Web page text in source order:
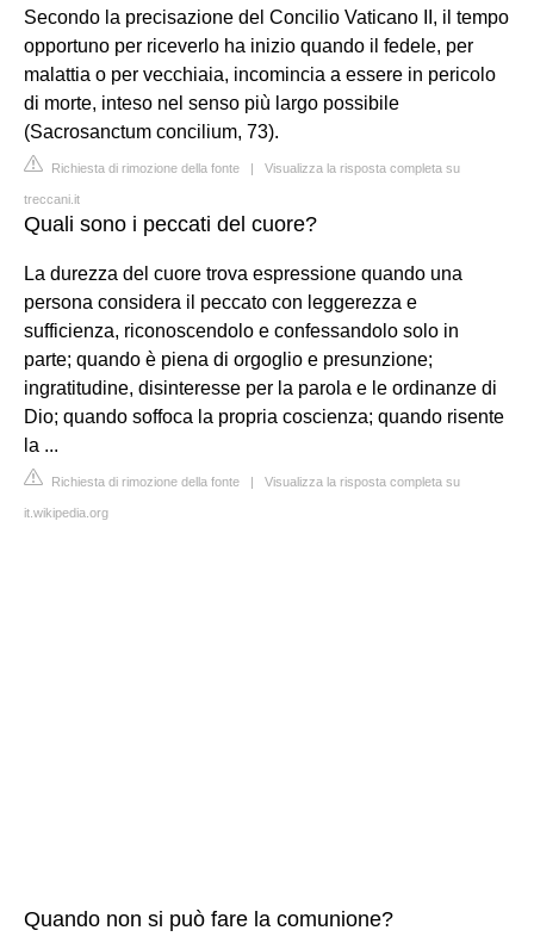
Secondo la precisazione del Concilio Vaticano II, il tempo
opportuno per riceverlo ha inizio quando il fedele, per
malattia o per vecchiaia, incomincia a essere in pericolo
di morte, inteso nel senso più largo possibile
(Sacrosanctum concilium, 73).
Richiesta di rimozione della fonte | Visualizza la risposta completa su
treccani.it
Quali sono i peccati del cuore?
La durezza del cuore trova espressione quando una
persona considera il peccato con leggerezza e
sufficienza, riconoscendolo e confessandolo solo in
parte; quando è piena di orgoglio e presunzione;
ingratitudine, disinteresse per la parola e le ordinanze di
Dio; quando soffoca la propria coscienza; quando risente
la ...
Richiesta di rimozione della fonte | Visualizza la risposta completa su
it.wikipedia.org
Quando non si può fare la comunione?